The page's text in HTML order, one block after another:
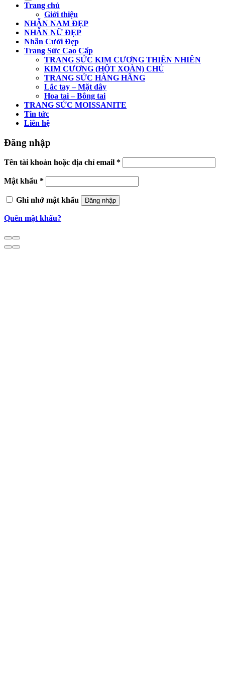
Trang chủ
Giới thiệu
NHẪN NAM ĐẸP
NHẪN NỮ ĐẸP
Nhẫn Cưới Đẹp
Trang Sức Cao Cấp
TRANG SỨC KIM CƯƠNG THIÊN NHIÊN
KIM CƯƠNG (HỘT XOÀN) CHỦ
TRANG SỨC HÀNG HÃNG
Lắc tay – Mặt dây
Hoa tai – Bông tai
TRANG SỨC MOISSANITE
Tin tức
Liên hệ
Đăng nhập
Tên tài khoản hoặc địa chỉ email *
Mật khẩu *
Ghi nhớ mật khẩu Đăng nhập
Quên mật khẩu?